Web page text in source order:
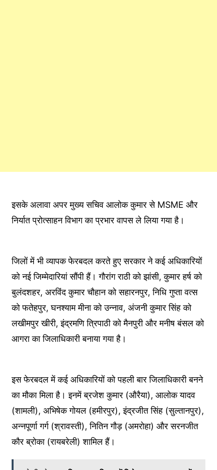
इसके अलावा अपर मुख्य सचिव आलोक कुमार से MSME और
निर्यात प्रोत्साहन विभाग का प्रभार वापस ले लिया गया है।
जिलों में भी व्यापक फेरबदल करते हुए सरकार ने कई अधिकारियों
को नई जिम्मेदारियां सौंपी हैं। गौरांग राठी को झांसी, कुमार हर्ष को
बुलंदशहर, अरविंद कुमार चौहान को सहारनपुर, निधि गुप्ता वत्स
को फतेहपुर, घनश्याम मीना को उन्नाव, अंजनी कुमार सिंह को
लखीमपुर खीरी, इंद्रमणि त्रिपाठी को मैनपुरी और मनीष बंसल को
आगरा का जिलाधिकारी बनाया गया है।
इस फेरबदल में कई अधिकारियों को पहली बार जिलाधिकारी बनने
का मौका मिला है। इनमें ब्रजेश कुमार (औरैया), आलोक यादव
(शामली), अभिषेक गोयल (हमीरपुर), इंद्रजीत सिंह (सुल्तानपुर),
अन्नपूर्णा गर्ग (श्रावस्ती), नितिन गौड़ (अमरोहा) और सरनजीत
कौर ब्रोका (रायबरेली) शामिल हैं।